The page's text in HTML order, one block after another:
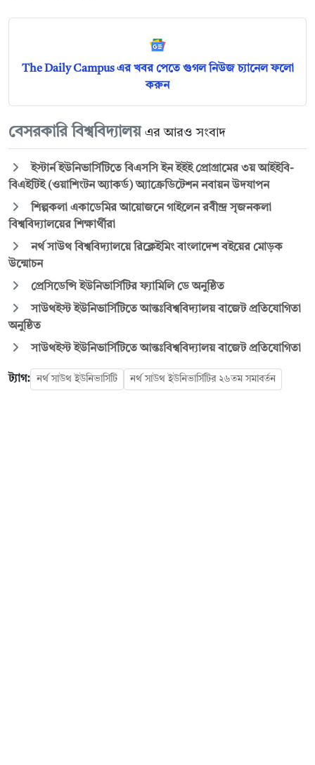
The Daily Campus এর খবর পেতে গুগল নিউজ চ্যানেল ফলো
করুন
বেসরকারি বিশ্ববিদ্যালয় এর আরও সংবাদ
ইস্টার্ন ইউনিভার্সিটিতে বিএসসি ইন ইইই প্রোগ্রামের ৩য় আইইবি-
বিএইটিই (ওয়াশিংটন অ্যাকর্ড) অ্যাক্রেডিটেশন নবায়ন উদযাপন
শিল্পকলা একাডেমির আয়োজনে গাইলেন রবীন্দ্র সৃজনকলা
বিশ্ববিদ্যালয়ের শিক্ষার্থীরা
নর্থ সাউথ বিশ্ববিদ্যালয়ে রিক্লেইমিং বাংলাদেশ বইয়ের মোড়ক
উন্মোচন
প্রেসিডেন্সি ইউনিভার্সিটির ফ্যামিলি ডে অনুষ্ঠিত
সাউথইস্ট ইউনিভার্সিটিতে আন্তঃবিশ্ববিদ্যালয় বাজেট প্রতিযোগিতা
অনুষ্ঠিত
সাউথইস্ট ইউনিভার্সিটিতে আন্তঃবিশ্ববিদ্যালয় বাজেট প্রতিযোগিতা
ট্যাগ: নর্থ সাউথ ইউনিভার্সিটি নর্থ সাউথ ইউনিভার্সিটির ২৬তম সমাবর্তন